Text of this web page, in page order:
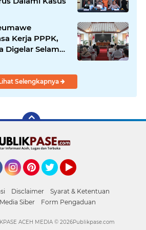
Kerja PPPK,
Digelar Selama
Selengkapnya
Disclaimer
Syarat & Ketentuan
Siber
Form Pengaduan
ACEH MEDIA © 2026Publikpase.com